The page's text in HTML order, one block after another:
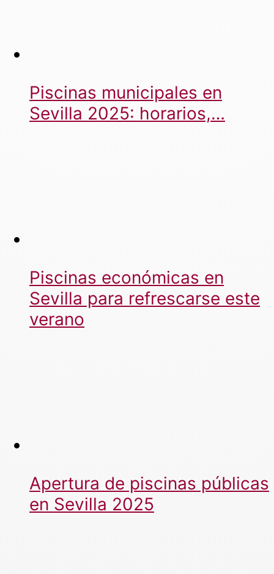
Piscinas municipales en
Sevilla 2025: horarios,…
Piscinas económicas en
Sevilla para refrescarse este
verano
Apertura de piscinas públicas
en Sevilla 2025